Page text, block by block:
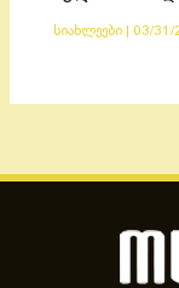
სიახლეები 03/31/